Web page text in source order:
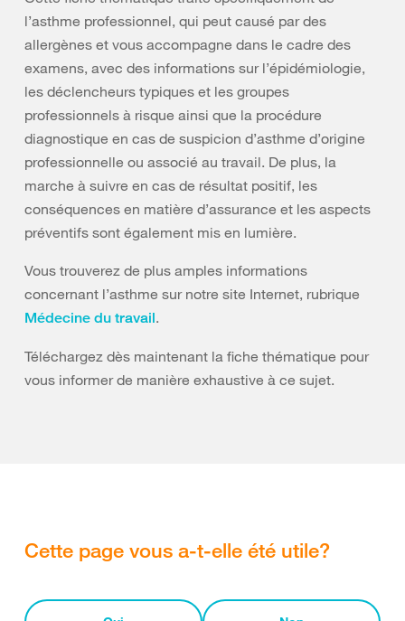
l’asthme professionnel, qui peut causé par des
allergènes et vous accompagne dans le cadre des
examens, avec des informations sur l’épidémiologie,
les déclencheurs typiques et les groupes
professionnels à risque ainsi que la procédure
diagnostique en cas de suspicion d’asthme d’origine
professionnelle ou associé au travail. De plus, la
marche à suivre en cas de résultat positif, les
conséquences en matière d’assurance et les aspects
préventifs sont également mis en lumière.
Vous trouverez de plus amples informations
concernant l’asthme sur notre site Internet, rubrique
Médecine du travail.
Téléchargez dès maintenant la fiche thématique pour
vous informer de manière exhaustive à ce sujet.
Cette page vous a-t-elle été utile?